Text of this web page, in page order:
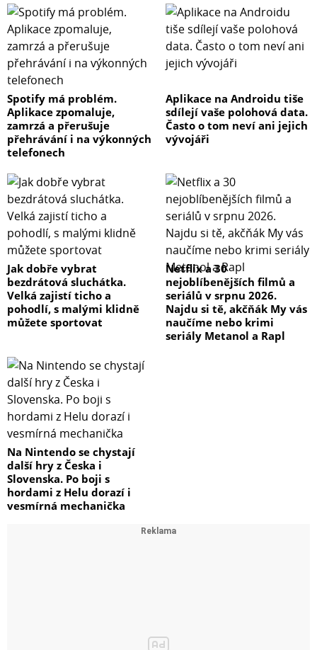
Spotify má problém.
Aplikace zpomaluje,
zamrzá a přerušuje
přehrávání i na výkonných
telefonech
Aplikace na Androidu tiše
sdílejí vaše polohová data.
Často o tom neví ani jejich
vývojáři
Jak dobře vybrat
bezdrátová sluchátka.
Velká zajistí ticho a
pohodlí, s malými klidně
můžete sportovat
Netflix a 30
nejoblíbenějších filmů a
seriálů v srpnu 2026.
Najdu si tě, akčňák My vás
naučíme nebo krimi
seriály Metanol a Rapl
Na Nintendo se chystají
další hry z Česka i
Slovenska. Po boji s
hordami z Helu dorazí i
vesmírná mechanička